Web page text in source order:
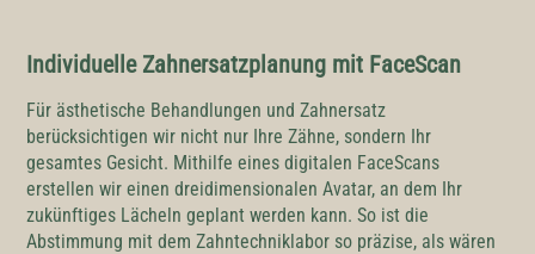
Individuelle Zahnersatzplanung mit FaceScan
Für ästhetische Behandlungen und Zahnersatz
berücksichtigen wir nicht nur Ihre Zähne, sondern Ihr
gesamtes Gesicht. Mithilfe eines digitalen FaceScans
erstellen wir einen dreidimensionalen Avatar, an dem Ihr
zukünftiges Lächeln geplant werden kann. So ist die
Abstimmung mit dem Zahntechniklabor so präzise, als wären